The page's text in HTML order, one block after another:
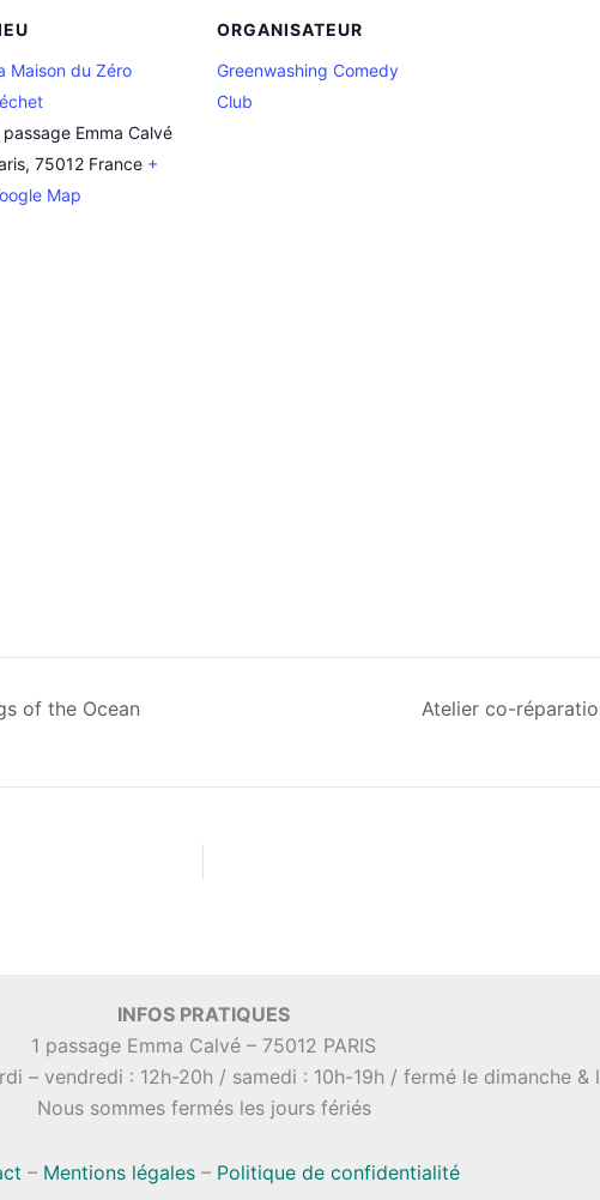
Maison du Zéro
passage Emma Calvé
, 75012 France +
Map
ORGANISATEUR
Greenwashing Comedy
Club
of the Ocean Atelier co-
INFOS PRATIQUES
1 passage Emma Calvé – 75012 PARIS
– vendredi : 12h-20h / samedi : 10h-19h / fermé le dimanche &
Nous sommes fermés les jours fériés
– Mentions légales– Politique de confidentialité